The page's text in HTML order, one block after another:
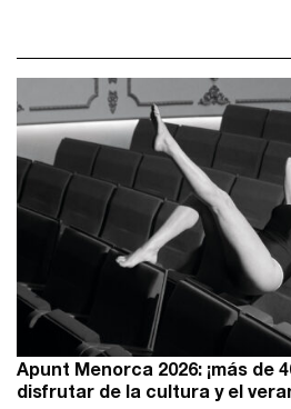
Apunt Menorca 2026: ¡más de
disfrutar de la cultura y el